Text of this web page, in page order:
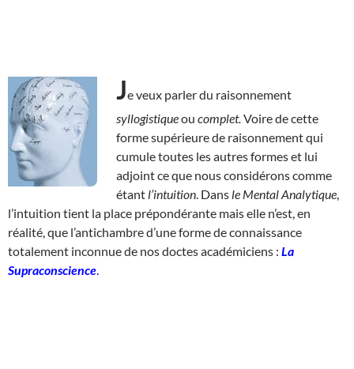
Je veux parler du raisonnement
syllogistiqueou complet. Voire de cette
forme supérieure de raisonnement qui
cumule toutes les autres formes et lui
adjoint ce que nous considérons comme
étant l’intuition . Dans le Mental Analytique
l’intuition tient la place prépondérante mais elle n’est, en
réalité, que l’antichambre d’une forme de connaissance
totalement inconnue de nos doctes académiciens : La
Supraconscience